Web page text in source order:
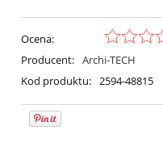
Ocena:
Producent: Archi-TECH
Kod produktu: 2594-48815